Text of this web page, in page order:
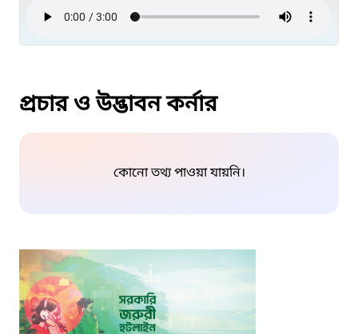
প্রচার ও উদ্ভাবন কর্নার
কোনো তথ্য পাওয়া যায়নি।